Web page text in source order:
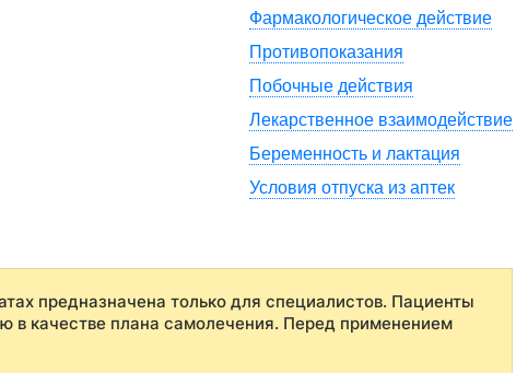
Фармакологическое действие
Противопоказания
Побочные действия
Лекарственное взаимодействие
Беременность и лактация
Условия отпуска из аптек
предназначена только для специалистов. Пациенты
в качестве плана самолечения. Перед применением